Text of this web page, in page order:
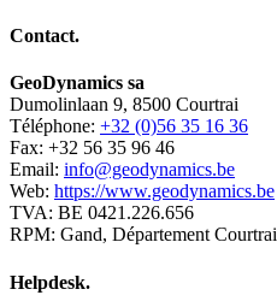
Contact.
GeoDynamics sa
Dumolinlaan 9, 8500 Courtrai
Téléphone: +32 (0)56 35 16 36
Fax: +32 56 35 96 46
Email: info@geodynamics.be
Web: https://www.geodynamics.be
TVA: BE 0421.226.656
RPM: Gand, Département Courtrai
Helpdesk.